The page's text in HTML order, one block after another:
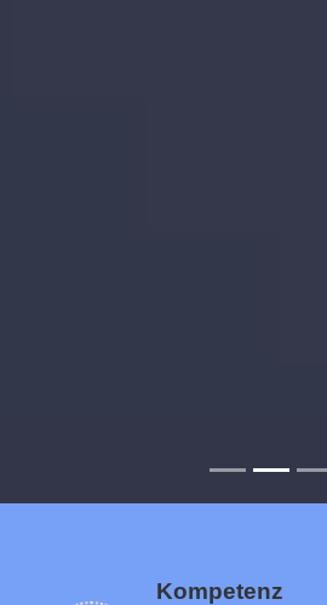
Kompetenz